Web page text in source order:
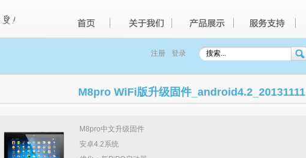
注册 登录
M8pro WiFi版升级固件_android4.2_20131111
M8pro中文升级固件
安卓4.2系统